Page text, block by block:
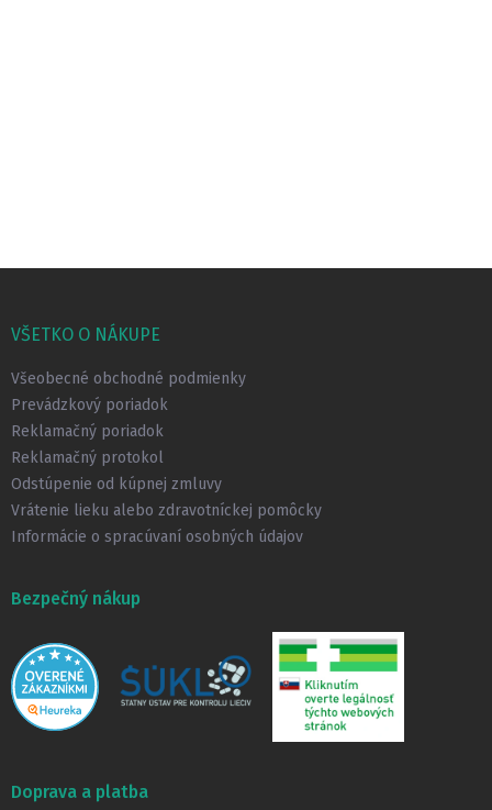
pVŠETKO O NÁKUPE
Všeobecné obchodné podmienky
Prevádzkový poriadok
Reklamačný poriadok
Reklamačný protokol
Odstúpenie od kúpnej zmluvy
Vrátenie lieku alebo zdravotníckej pomôcky
Informácie o spracúvaní osobných údajov
Bezpečný nákup
Doprava a platba